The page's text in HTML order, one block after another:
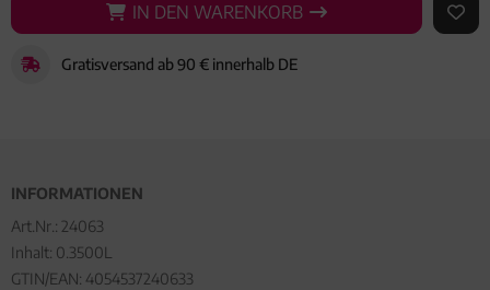
IN DEN WARENKORB
IN DEN WARENKORB AUF
Gratisversand ab 90 € innerhalb DE
INFORMATIONEN
Art.Nr.: 24063
Inhalt: 0.3500L
GTIN/EAN: 4054537240633